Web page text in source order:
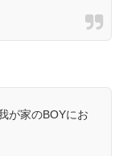
が家のBOYにお